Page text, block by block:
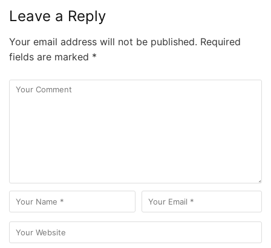
Leave a Reply
Your email address will not be published. Required
fields are marked *